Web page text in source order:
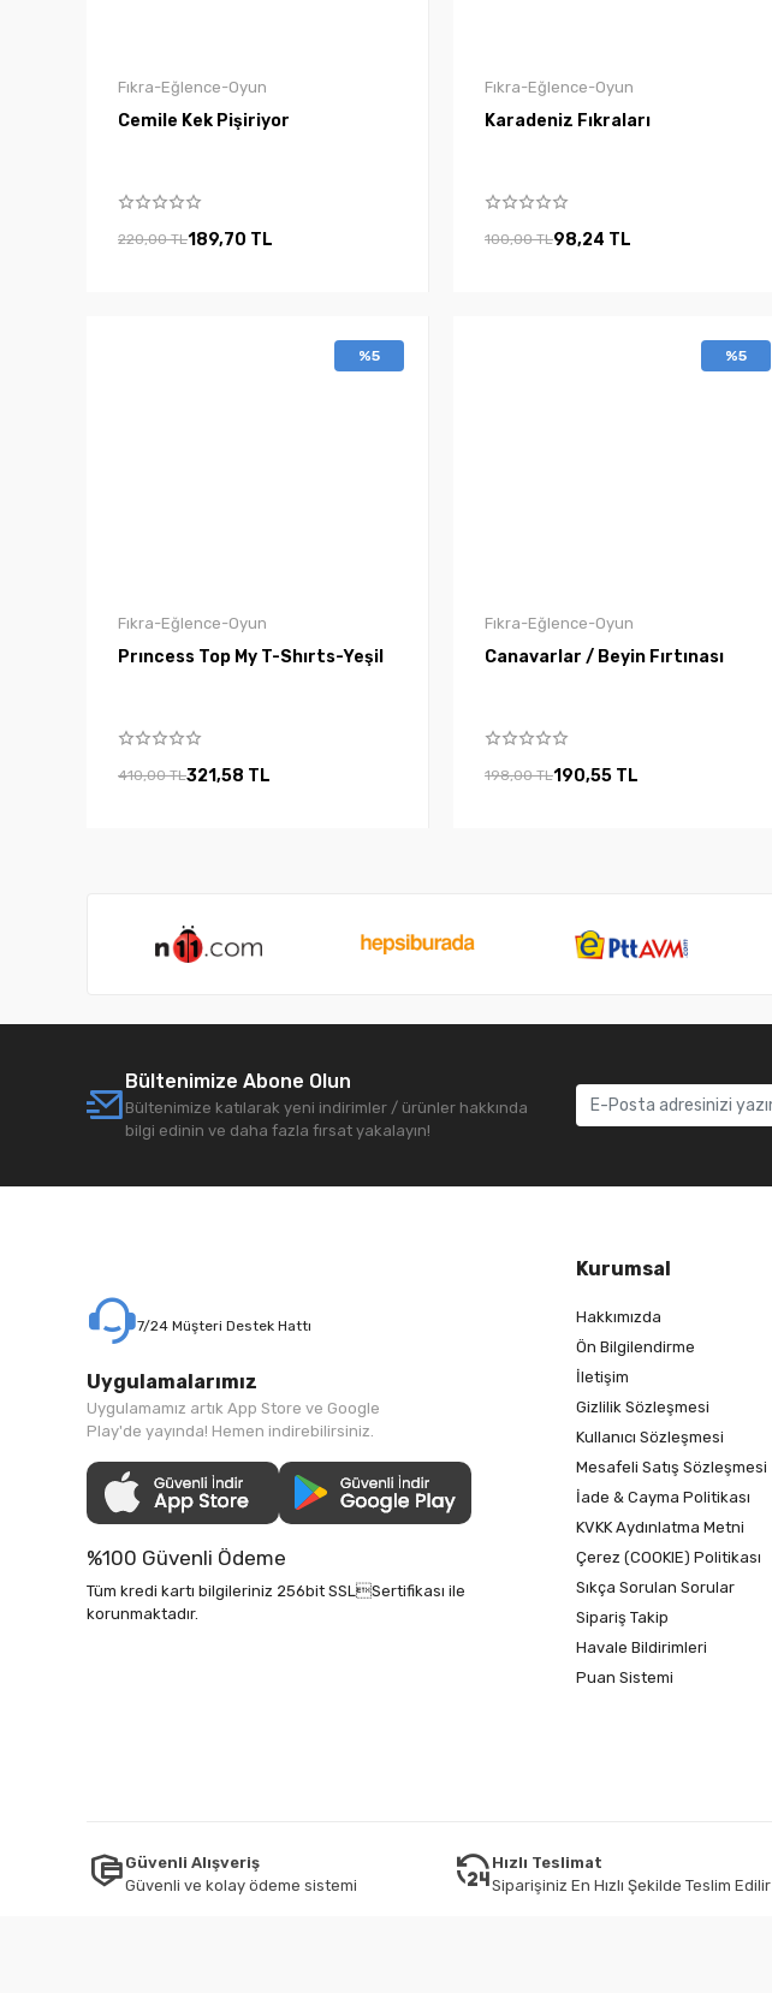
Fıkra-Eğlence-Oyun
Cemile Kek Pişiriyor
220,00 TL189,70 TL
Fıkra-Eğlence-Oyun
Karadeniz Fıkraları
100,00 TL98,24 TL
%5
Fıkra-Eğlence-Oyun
Prıncess Top My T-Shırts-Yeşil
410,00 TL321,58 TL
%5
Fıkra-Eğlence-Oyun
Canavarlar / Beyin Fırtınası
198,00 TL190,55 TL
Bültenimize Abone Olun
Bültenimize katılarak yeni indirimler / ürünler hakkında
bilgi edinin ve daha fazla fırsat yakalayın!
7/24 Müşteri Destek Hattı
Uygulamalarımız
Uygulamamız artık App Store ve Google
Play'de yayında! Hemen indirebilirsiniz.
%100 Güvenli Ödeme
Tüm kredi kartı bilgileriniz 256bit SSLSertifikası ile
korunmaktadır.
Kurumsal
Hakkımızda
Ön Bilgilendirme
İletişim
Gizlilik Sözleşmesi
Kullanıcı Sözleşmesi
Mesafeli Satış Sözleşmesi
İade & Cayma Politikası
KVKK Aydınlatma Metni
Çerez (COOKIE) Politikası
Sıkça Sorulan Sorular
Sipariş Takip
Havale Bildirimleri
Puan Sistemi
Güvenli Alışveriş
Güvenli ve kolay ödeme sistemi
Hızlı Teslimat
Siparişiniz En Hızlı Şekilde Teslim Edilir